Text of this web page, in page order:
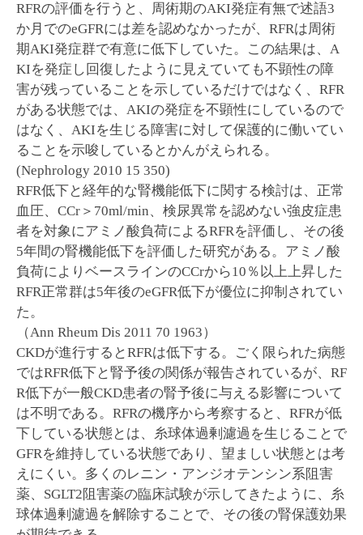
RFRの評価を行うと、周術期のAKI発症有無で述語3
か月でのeGFRには差を認めなかったが、RFRは周術
期AKI発症群で有意に低下していた。この結果は、A
KIを発症し回復したように見えていても不顕性の障
害が残っていることを示しているだけではなく、RFR
がある状態では、AKIの発症を不顕性にしているので
はなく、AKIを生じる障害に対して保護的に働いてい
ることを示唆しているとかんがえられる。
(Nephrology 2010 15 350)
RFR低下と経年的な腎機能低下に関する検討は、正常
血圧、CCr＞70ml/min、検尿異常を認めない強皮症患
者を対象にアミノ酸負荷によるRFRを評価し、その後
5年間の腎機能低下を評価した研究がある。アミノ酸
負荷によりベースラインのCCrから10％以上上昇した
RFR正常群は5年後のeGFR低下が優位に抑制されてい
た。
（Ann Rheum Dis 2011 70 1963）
CKDが進行するとRFRは低下する。ごく限られた病態
ではRFR低下と腎予後の関係が報告されているが、RF
R低下が一般CKD患者の腎予後に与える影響について
は不明である。RFRの機序から考察すると、RFRが低
下している状態とは、糸球体過剰濾過を生じることで
GFRを維持している状態であり、望ましい状態とは考
えにくい。多くのレニン・アンジオテンシン系阻害
薬、SGLT2阻害薬の臨床試験が示してきたように、糸
球体過剰濾過を解除することで、その後の腎保護効果